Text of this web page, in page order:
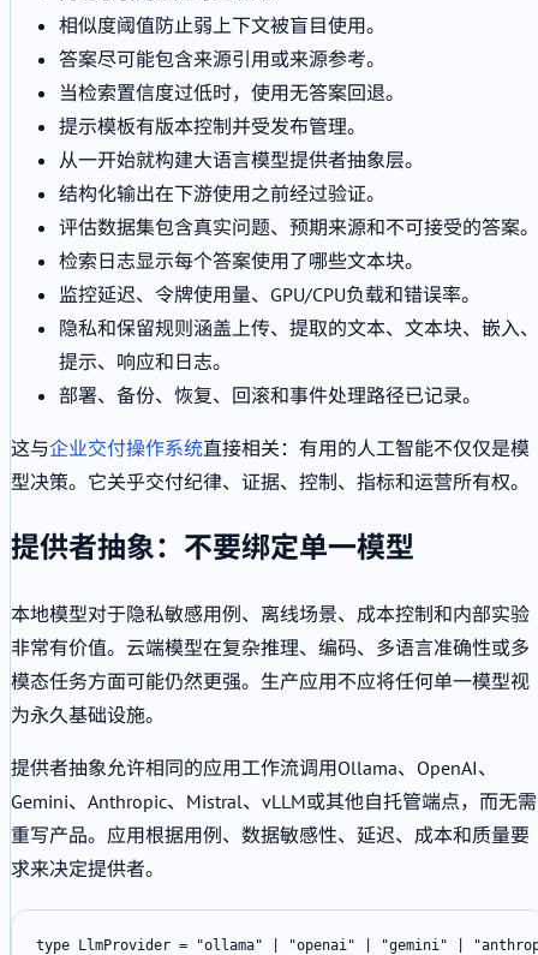
相似度阈值防止弱上下文被盲目使用。
答案尽可能包含来源引用或来源参考。
当检索置信度过低时，使用无答案回退。
提示模板有版本控制并受发布管理。
从一开始就构建大语言模型提供者抽象层。
结构化输出在下游使用之前经过验证。
评估数据集包含真实问题、预期来源和不可接受的答案。
检索日志显示每个答案使用了哪些文本块。
监控延迟、令牌使用量、GPU/CPU负载和错误率。
隐私和保留规则涵盖上传、提取的文本、文本块、嵌入、
提示、响应和日志。
部署、备份、恢复、回滚和事件处理路径已记录。
这与企业交付操作系统直接相关：有用的人工智能不仅仅是模
型决策。它关乎交付纪律、证据、控制、指标和运营所有权。
提供者抽象：不要绑定单一模型
本地模型对于隐私敏感用例、离线场景、成本控制和内部实验
非常有价值。云端模型在复杂推理、编码、多语言准确性或多
模态任务方面可能仍然更强。生产应用不应将任何单一模型视
为永久基础设施。
提供者抽象允许相同的应用工作流调用Ollama、OpenAI、
Gemini、Anthropic、Mistral、vLLM或其他自托管端点，而无需
重写产品。应用根据用例、数据敏感性、延迟、成本和质量要
求来决定提供者。
type LlmProvider = "ollama" | "openai" | "gemini" |